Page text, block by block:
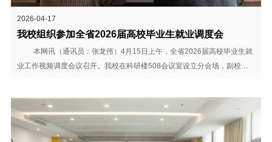
2026-04-17
我校组织参加全省2026届高校毕业生就业调度会
本网讯（通讯员：张龙伟）4月15日上午，全省2026届高校毕业生就
业工作视频调度会议召开。我校在科研楼508会议室设立分会场，副校长
议。 会上，与会人员认真学习关于高校毕业生就...